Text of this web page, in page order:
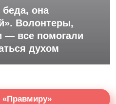
беда, она
Волонтеры,
— все помогали
духом
«Правмиру»